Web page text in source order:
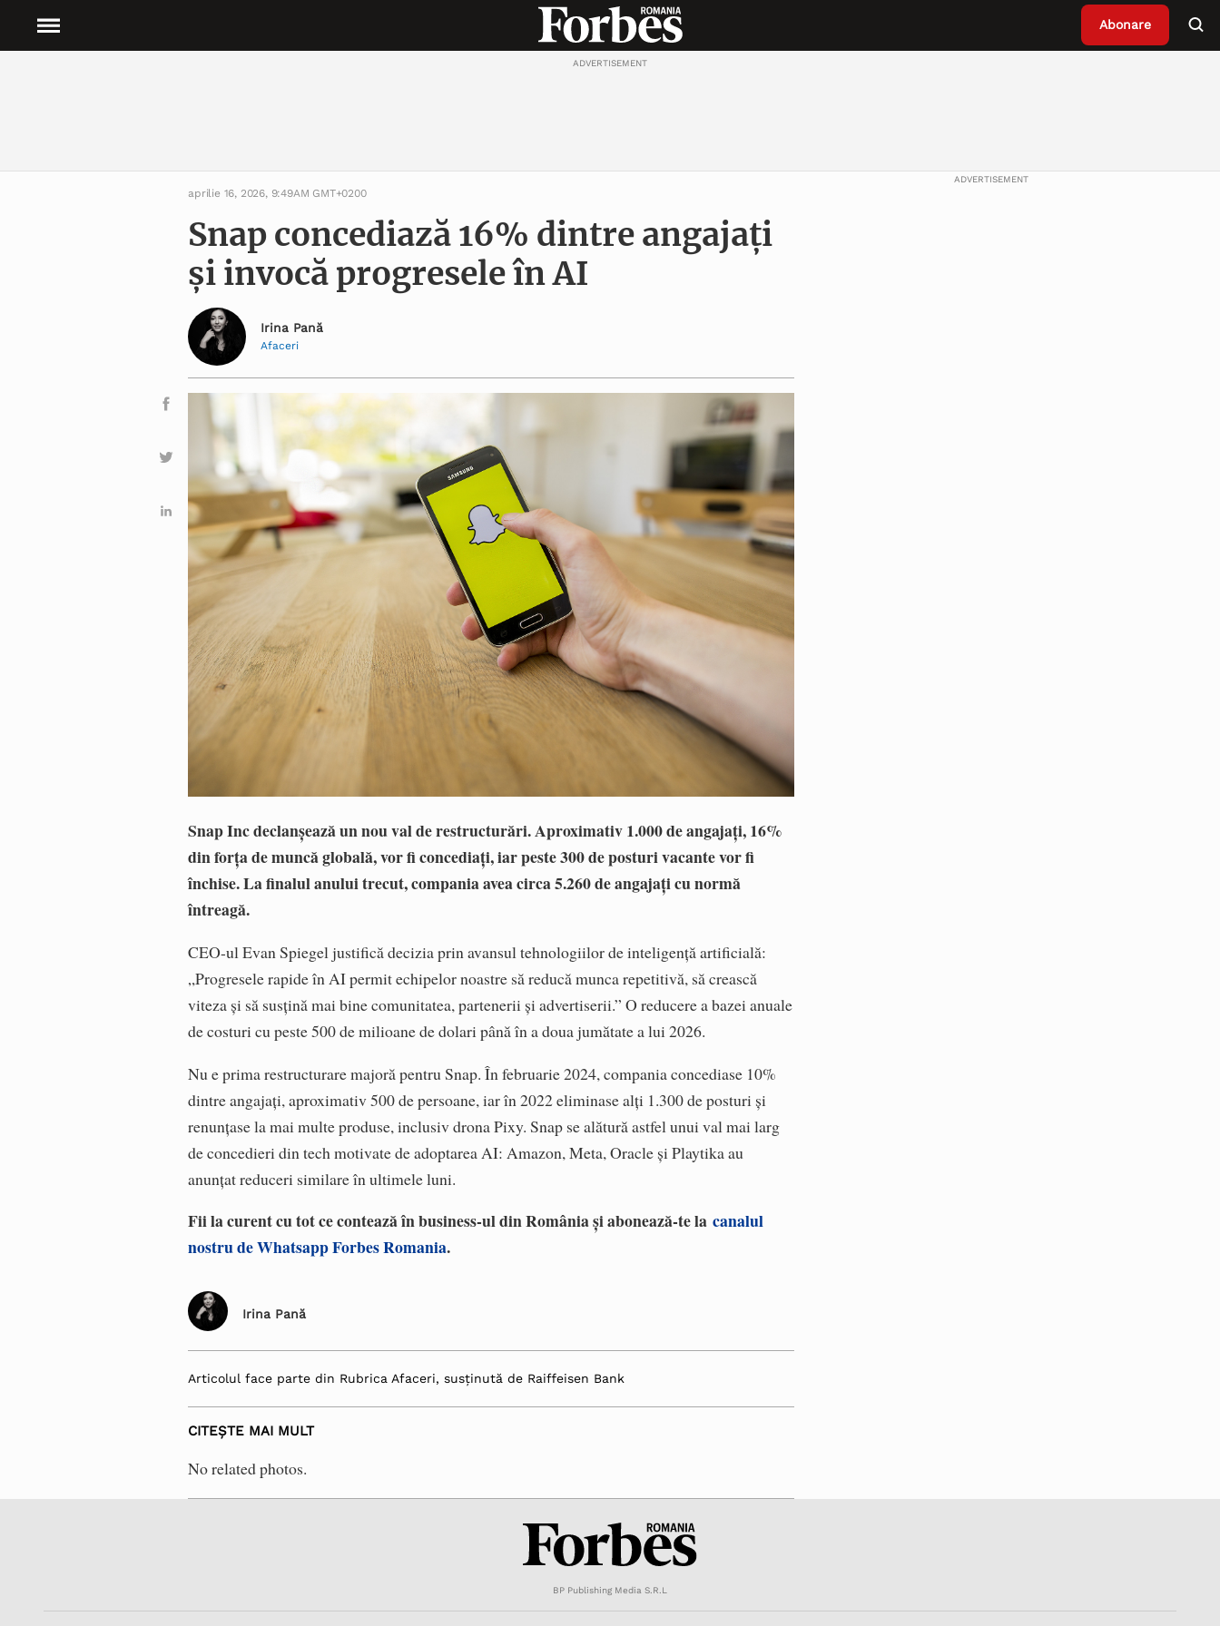
Abonare
ADVERTISEMENT
aprilie 16, 2026, 9:49AM GMT+0200
Snap concediază 16% dintre angajați
și invocă progresele în AI
Irina Pană
Afaceri
Snap Inc declanșează un nou val de restructurări. Aproximativ 1.000 de angajați, 16%
din forța de muncă globală, vor fi concediați, iar peste 300 de posturi vacante vor fi
închise. La finalul anului trecut, compania avea circa 5.260 de angajați cu normă
întreagă.
CEO-ul Evan Spiegel justifică decizia prin avansul tehnologiilor de inteligență artificială:
„Progresele rapide în AI permit echipelor noastre să reducă munca repetitivă, să crească
viteza și să susțină mai bine comunitatea, partenerii și advertiserii.” O reducere a bazei anuale
de costuri cu peste 500 de milioane de dolari până în a doua jumătate a lui 2026.
Nu e prima restructurare majoră pentru Snap. În februarie 2024, compania concediase 10%
dintre angajați, aproximativ 500 de persoane, iar în 2022 eliminase alți 1.300 de posturi și
renunțase la mai multe produse, inclusiv drona Pixy. Snap se alătură astfel unui val mai larg
de concedieri din tech motivate de adoptarea AI: Amazon, Meta, Oracle și Playtika au
anunțat reduceri similare în ultimele luni.
Fii la curent cu tot ce contează în business-ul din România și abonează-te lacanalul
nostru de Whatsapp Forbes Romania.
Irina Pană
Articolul face parte din Rubrica Afaceri, susținută de Raiffeisen Bank
CITEȘTE MAI MULT
No related photos.
BP Publishing Media S.R.L